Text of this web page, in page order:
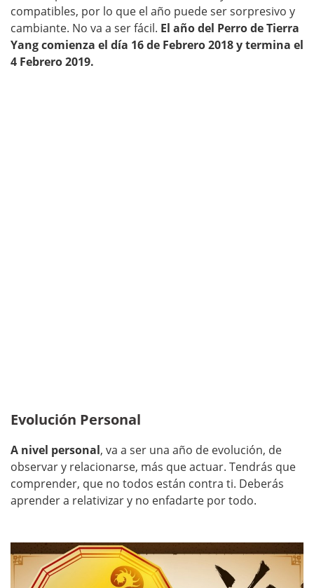
compatibles, por lo que el año puede ser sorpresivo y
cambiante. No va a ser fácil. El año del Perro de Tierra
Yang comienza el día 16 de Febrero 2018 y termina el
4 Febrero 2019.
Evolución Personal
A nivel personal, va a ser una año de evolución, de
observar y relacionarse, más que actuar. Tendrás que
comprender, que no todos están contra ti. Deberás
aprender a relativizar y no enfadarte por todo.